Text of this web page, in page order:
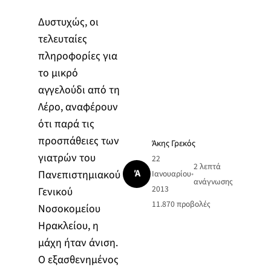
Δυστυχώς, οι
τελευταίες
πληροφορίες για
το μικρό
αγγελούδι από τη
Λέρο, αναφέρουν
ότι παρά τις
προσπάθειες των
γιατρών του
Πανεπιστημιακού
Γενικού
Νοσοκομείου
Ηρακλείου, η
μάχη ήταν άνιση.
Ο εξασθενημένος
Ά
Άκης Γρεκός
22
Ιανουαρίου
2013
•
2 λεπτά
ανάγνωσης
11.870προβολές